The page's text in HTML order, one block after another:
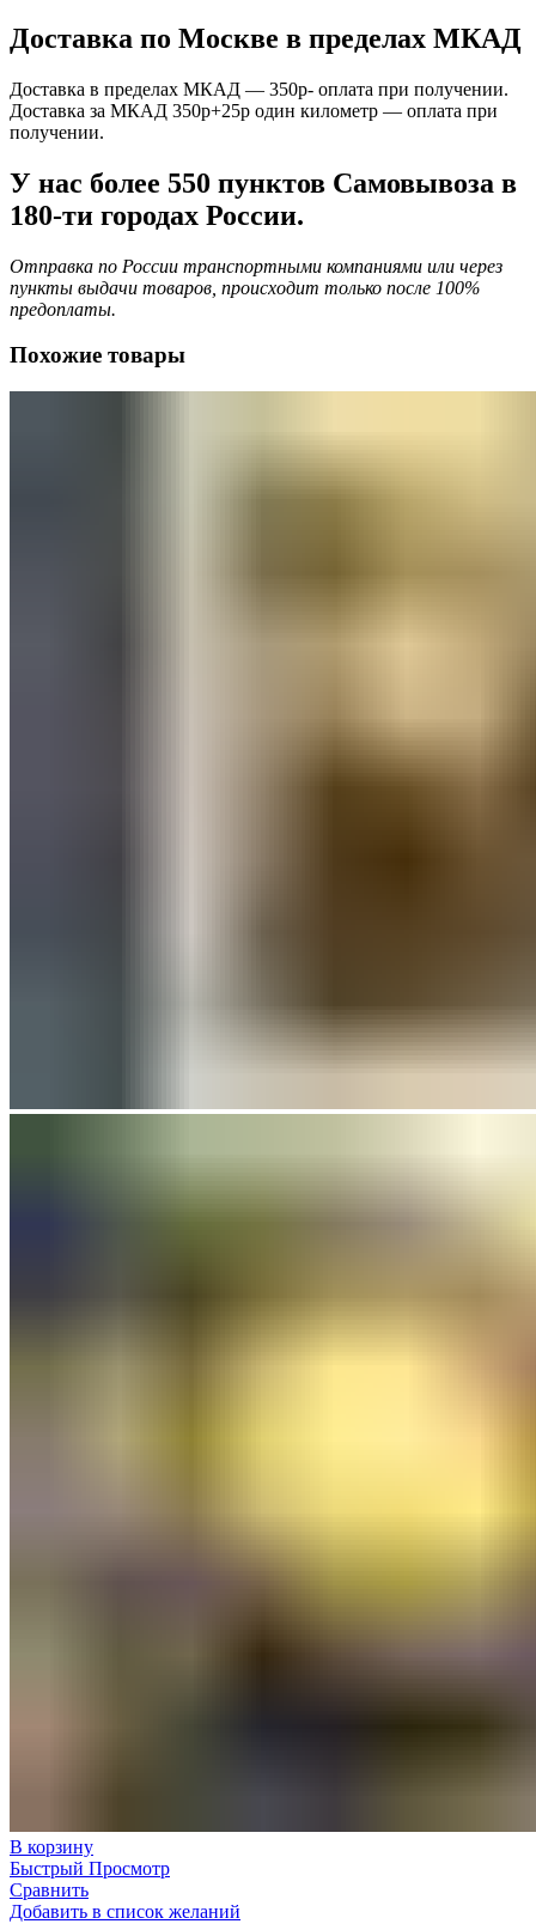
Доставка по Москве в пределах МКАД
Доставка в пределах МКАД — 350р- оплата при получении.
Доставка за МКАД 350р+25р один километр — оплата при
получении.
У нас более 550 пунктов Самовывоза в
180-ти городах России.
Отправка по России транспортными компаниями или через
пункты выдачи товаров, происходит только после 100%
предоплаты.
Похожие товары
В корзину
Быстрый Просмотр
Сравнить
Добавить в список желаний